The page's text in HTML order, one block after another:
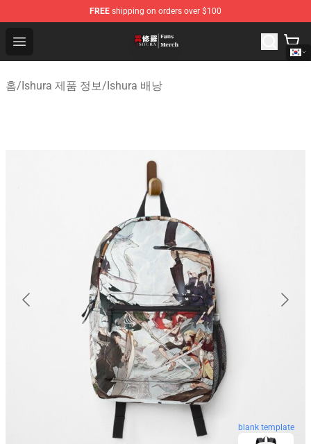
FREE shipping on orders over $100
Open menu
Ishura Store - Official Ishura Merchandise Shop
홈/Ishura 제품 정보/Ishura 배낭
blank template